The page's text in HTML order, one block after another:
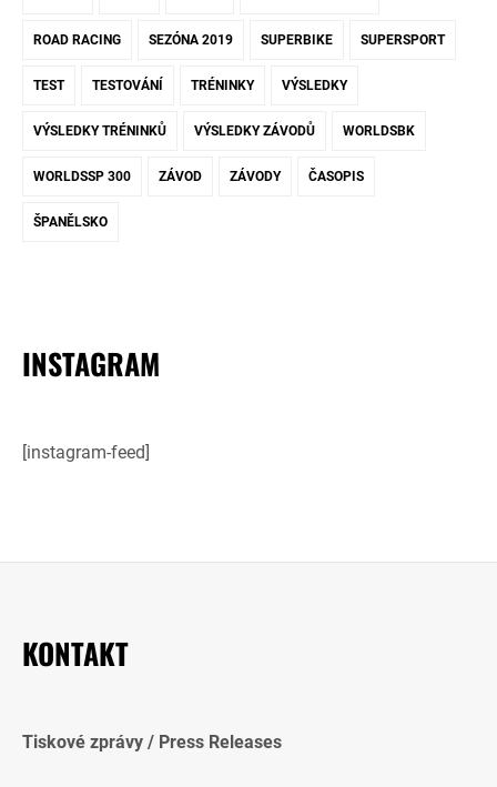
ROAD RACING SEZÓNA 2019 SUPERBIKE SUPERSPORT
TEST TESTOVÁNÍ TRÉNINKY VÝSLEDKY
VÝSLEDKY TRÉNINKŮ VÝSLEDKY ZÁVODŮ WORLDSBK
WORLDSSP 300 ZÁVOD ZÁVODY ČASOPIS
ŠPANĚLSKO
INSTAGRAM
[instagram-feed]
KONTAKT
Tiskové zprávy / Press Releases